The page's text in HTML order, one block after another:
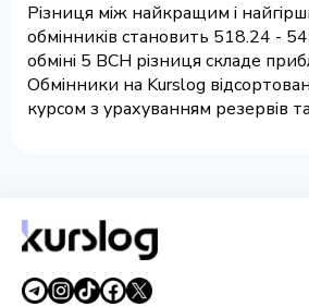
Різниця між найкращим і
обмінників становить 518.24 -
обміні 5 BCH різниця складе
Обмінники на Kurslog
курсом з урахуванням резервів та